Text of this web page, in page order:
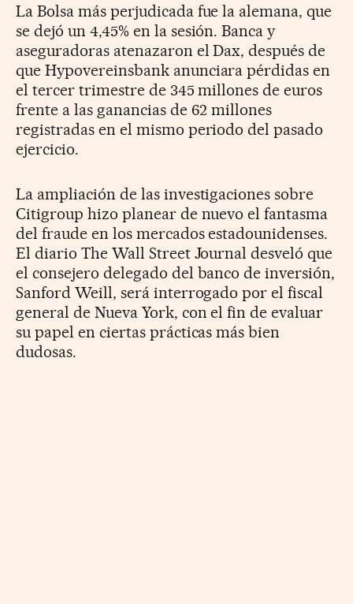
La Bolsa más perjudicada fue la alemana, que
se dejó un 4,45% en la sesión. Banca y
aseguradoras atenazaron el Dax, después de
que Hypovereinsbank anunciara pérdidas en
el tercer trimestre de 345 millones de euros
frente a las ganancias de 62 millones
registradas en el mismo periodo del pasado
ejercicio.
La ampliación de las investigaciones sobre
Citigroup hizo planear de nuevo el fantasma
del fraude en los mercados estadounidenses.
El diario The Wall Street Journal desveló que
el consejero delegado del banco de inversión,
Sanford Weill, será interrogado por el fiscal
general de Nueva York, con el fin de evaluar
su papel en ciertas prácticas más bien
dudosas.